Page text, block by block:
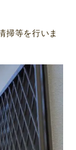
掃等を行いま